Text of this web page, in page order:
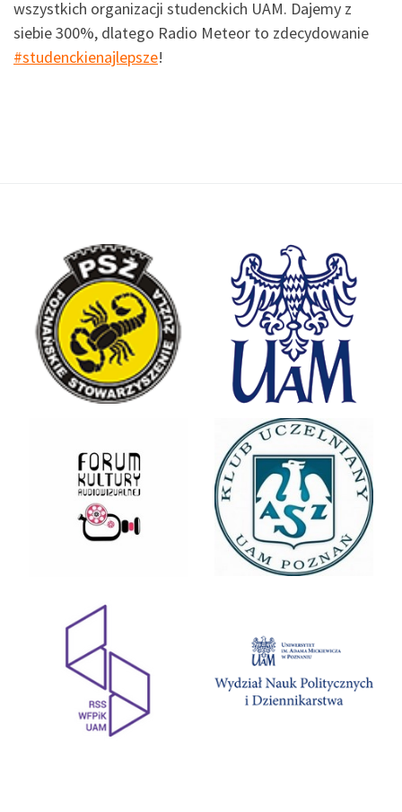
wszystkich organizacji studenckich UAM. Dajemy z
siebie 300%, dlatego Radio Meteor to zdecydowanie
#studenckienajlepsze!